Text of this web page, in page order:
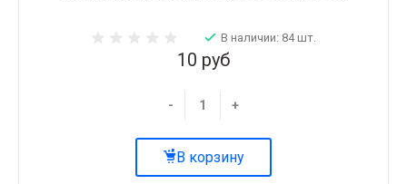
В наличии: 84 шт.
10 руб
- +
В корзину